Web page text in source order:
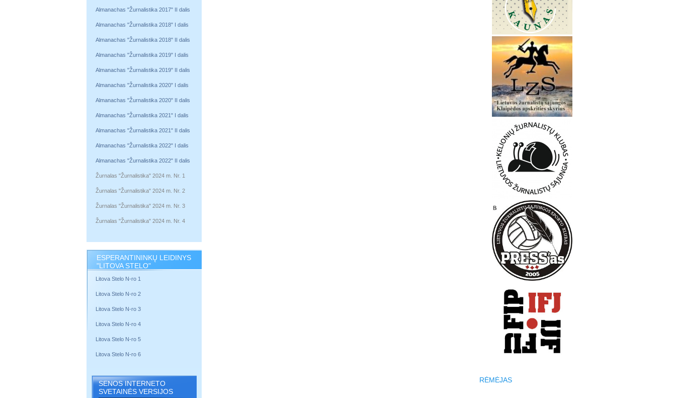
Almanachas "Žurnalistika 2017" II dalis
Almanachas "Žurnalistika 2018" I dalis
Almanachas "Žurnalistika 2018" II dalis
Almanachas "Žurnalistika 2019" I dalis
Almanachas "Žurnalistika 2019" II dalis
Almanachas "Žurnalistika 2020" I dalis
Almanachas "Žurnalistika 2020" II dalis
Almanachas "Žurnalistika 2021" I dalis
Almanachas "Žurnalistika 2021" II dalis
Almanachas "Žurnalistika 2022" I dalis
Almanachas "Žurnalistika 2022" II dalis
Žurnalas "Žurnalistika" 2024 m. Nr. 1
Žurnalas "Žurnalistika" 2024 m. Nr. 2
Žurnalas "Žurnalistika" 2024 m. Nr. 3
Žurnalas "Žurnalistika" 2024 m. Nr. 4
ESPERANTININKŲ LEIDINYS
"LITOVA STELO"
Litova Stelo N-ro 1
Litova Stelo N-ro 2
Litova Stelo N-ro 3
Litova Stelo N-ro 4
Litova Stelo N-ro 5
Litova Stelo N-ro 6
SENOS INTERNETO
SVETAINĖS VERSIJOS
RĖMĖJAS